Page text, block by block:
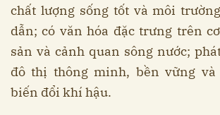
chất lượng sống tốt và môi
dẫn; có văn hóa đặc trưng trên
sản và cảnh quan sông nước;
đô thị thông minh, bền vững
biến đổi khí hậu.